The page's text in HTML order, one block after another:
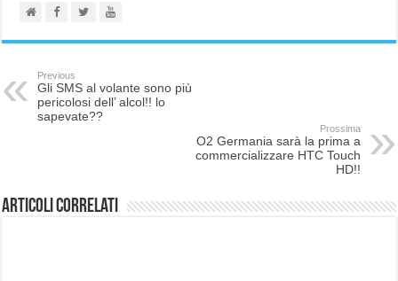
Previous
Gli SMS al volante sono più
pericolosi dell’ alcol!! lo
sapevate??
Prossima
O2 Germania sarà la prima a
commercializzare HTC Touch
HD!!
Articoli correlati